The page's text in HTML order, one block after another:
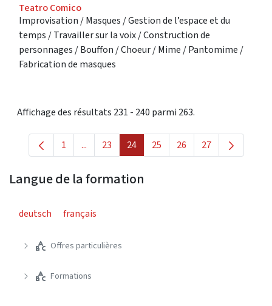
Teatro Comico
Improvisation / Masques / Gestion de l’espace et du
temps / Travailler sur la voix / Construction de
personnages / Bouffon / Choeur / Mime / Pantomime /
Fabrication de masques
Affichage des résultats 231 - 240 parmi 263.
Page
1 ...Pages intermédiaires Utilisez TAB pour
Page
23 Page
24 Page
25 Page
26 Page
27
Langue de la formation
deutsch français
Offres particulières
Formations